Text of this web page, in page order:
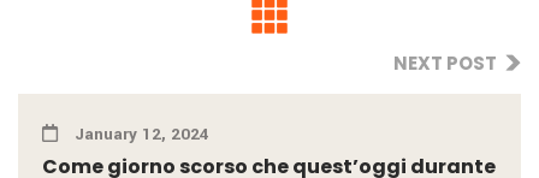
NEXT POST
January 12, 2024
Come giorno scorso che quest’oggi durante